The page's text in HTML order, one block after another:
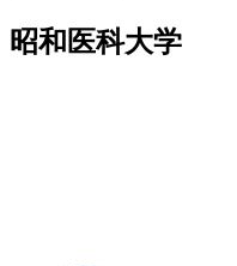
昭和医科大学